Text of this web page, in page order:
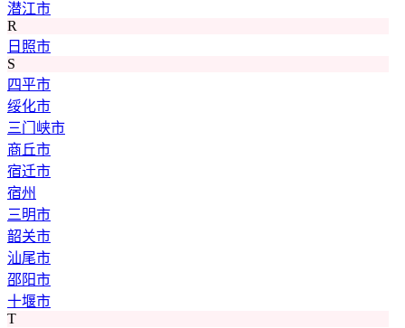
潜江市
R
日照市
S
四平市
绥化市
三门峡市
商丘市
宿迁市
宿州
三明市
韶关市
汕尾市
邵阳市
十堰市
T